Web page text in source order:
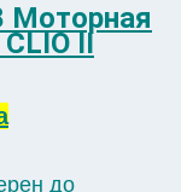
Моторная
II
до